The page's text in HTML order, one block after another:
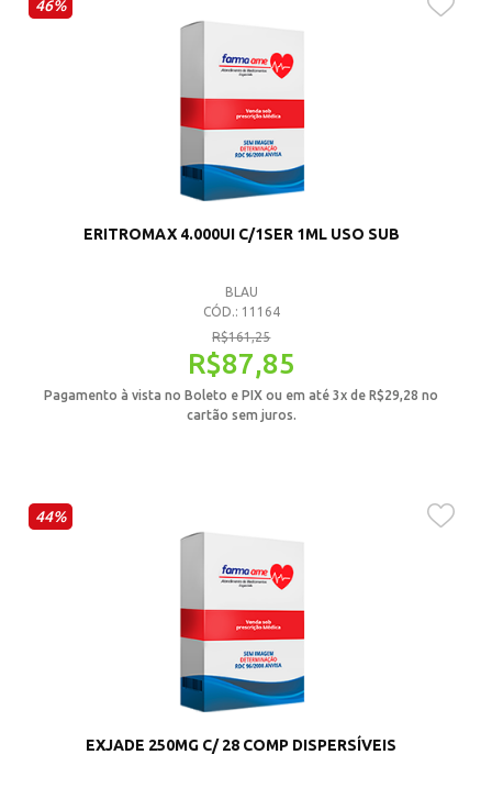
46%
ERITROMAX 4.000UI C/1SER 1ML USO SUB
BLAU
CÓD.: 11164
R$161,25
R$87,85
Pagamento à vista no Boleto e PIX ou em até 3x deR$29,28 no
cartão sem juros.
44%
EXJADE 250MG C/ 28 COMP DISPERSÍVEIS